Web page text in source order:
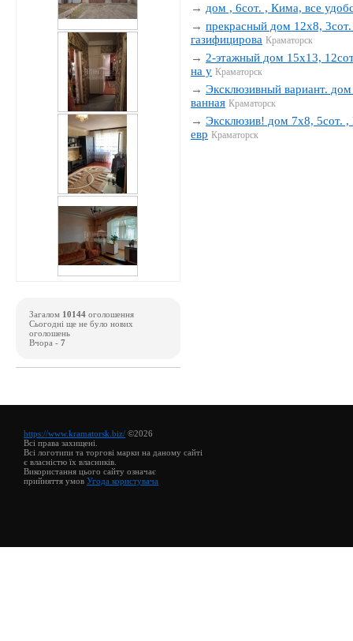
→ дом , 6сот. , Кима, все
→прекрасный дом 12х8,
газифицирова Краматорск
→ 2-этажный дом 15х13,
на у Краматорск
→Эксклюзивный вариант.
ванная Краматорск
→Эксклюзив! дом 7х8, 5сот. ,
евр Краматорск
Загалом 10144 оголошення
Сьогодні ще не було нових
оголошень
Вчора - 7
https://www.kramatorsk.biz/ ©2026
Всі права захищені.
Всі логотипи та торгові марки на даному сайті
є власністю їх власників.
Використання цього сайту означає
прийняття умов Угода користувача